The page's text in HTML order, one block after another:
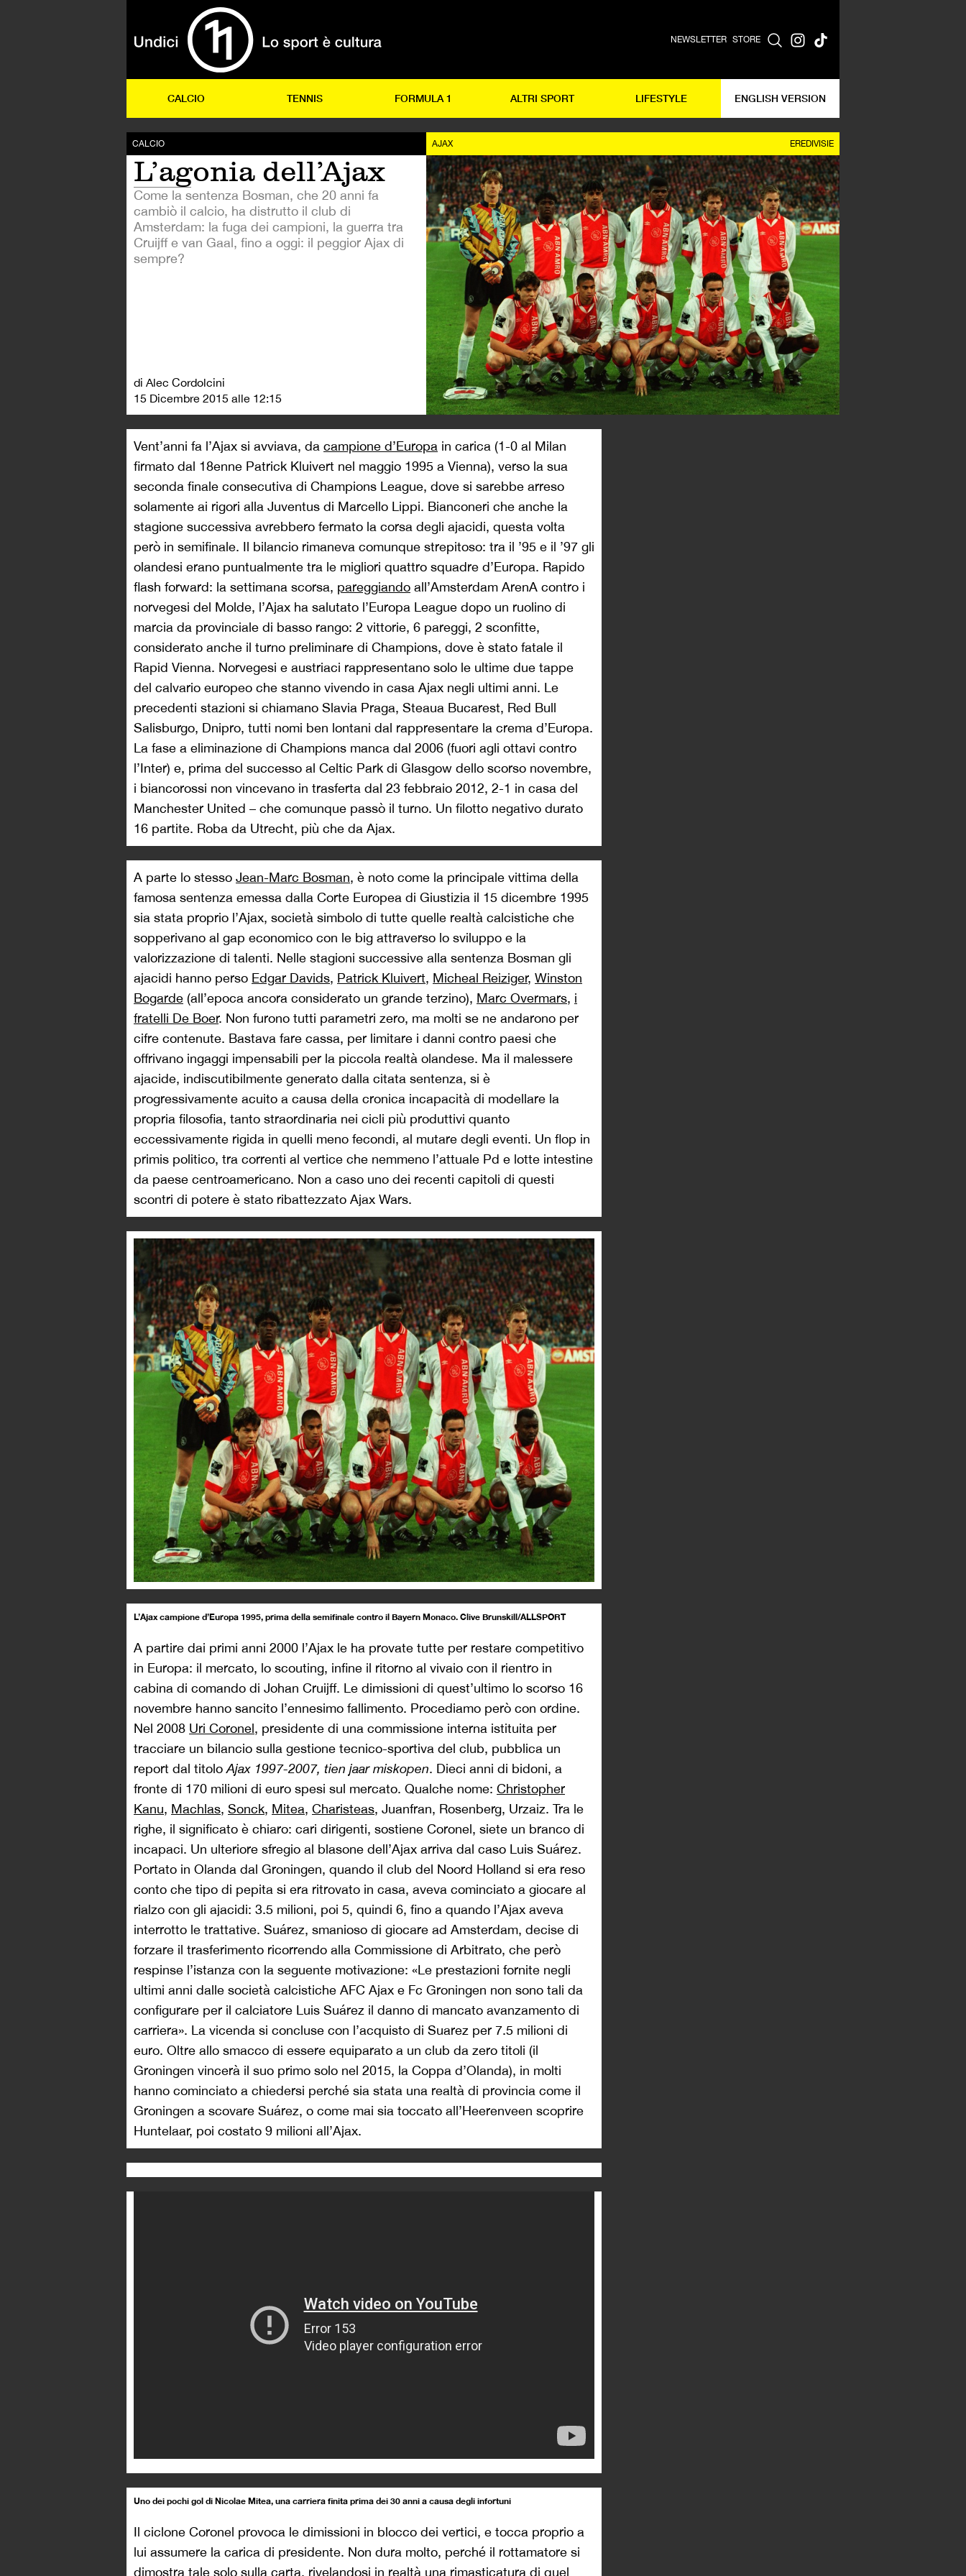
NEWSLETTER STORE
CALCIO TENNIS FORMULA 1 ALTRI SPORT LIFESTYLE ENGLISH VERSION
CALCIO
L’agonia dell’Ajax
Come la sentenza Bosman, che 20 anni fa
cambiò il calcio, ha distrutto il club di
Amsterdam: la fuga dei campioni, la guerra tra
Cruijff e van Gaal, fino a oggi: il peggior Ajax di
sempre?
di Alec Cordolcini
15 Dicembre 2015 alle 12:15
AJAX EREDIVISIE
Vent’anni fa l’Ajax si avviava, da campione d’Europa in carica (1-0 al Milan
firmato dal 18enne Patrick Kluivert nel maggio 1995 a Vienna), verso la sua
seconda finale consecutiva di Champions League, dove si sarebbe arreso
solamente ai rigori alla Juventus di Marcello Lippi. Bianconeri che anche la
stagione successiva avrebbero fermato la corsa degli ajacidi, questa volta
però in semifinale. Il bilancio rimaneva comunque strepitoso: tra il ’95 e il ’97 gli
olandesi erano puntualmente tra le migliori quattro squadre d’Europa. Rapido
flash forward: la settimana scorsa, pareggiando all’Amsterdam ArenA contro i
norvegesi del Molde, l’Ajax ha salutato l’Europa League dopo un ruolino di
marcia da provinciale di basso rango: 2 vittorie, 6 pareggi, 2 sconfitte,
considerato anche il turno preliminare di Champions, dove è stato fatale il
Rapid Vienna. Norvegesi e austriaci rappresentano solo le ultime due tappe
del calvario europeo che stanno vivendo in casa Ajax negli ultimi anni. Le
precedenti stazioni si chiamano Slavia Praga, Steaua Bucarest, Red Bull
Salisburgo, Dnipro, tutti nomi ben lontani dal rappresentare la crema d’Europa.
La fase a eliminazione di Champions manca dal 2006 (fuori agli ottavi contro
l’Inter) e, prima del successo al Celtic Park di Glasgow dello scorso novembre,
i biancorossi non vincevano in trasferta dal 23 febbraio 2012, 2-1 in casa del
Manchester United – che comunque passò il turno. Un filotto negativo durato
16 partite. Roba da Utrecht, più che da Ajax.
A parte lo stesso Jean-Marc Bosman, è noto come la principale vittima della
famosa sentenza emessa dalla Corte Europea di Giustizia il 15 dicembre 1995
sia stata proprio l’Ajax, società simbolo di tutte quelle realtà calcistiche che
sopperivano al gap economico con le big attraverso lo sviluppo e la
valorizzazione di talenti. Nelle stagioni successive alla sentenza Bosman gli
ajacidi hanno perso Edgar Davids, Patrick Kluivert, Micheal Reiziger, Winston
Bogarde (all’epoca ancora considerato un grande terzino), Marc Overmars, i
fratelli De Boer. Non furono tutti parametri zero, ma molti se ne andarono per
cifre contenute. Bastava fare cassa, per limitare i danni contro paesi che
offrivano ingaggi impensabili per la piccola realtà olandese. Ma il malessere
ajacide, indiscutibilmente generato dalla citata sentenza, si è
progressivamente acuito a causa della cronica incapacità di modellare la
propria filosofia, tanto straordinaria nei cicli più produttivi quanto
eccessivamente rigida in quelli meno fecondi, al mutare degli eventi. Un flop in
primis politico, tra correnti al vertice che nemmeno l’attuale Pd e lotte intestine
da paese centroamericano. Non a caso uno dei recenti capitoli di questi
scontri di potere è stato ribattezzato Ajax Wars.
L’Ajax campione d’Europa 1995, prima della semifinale contro il Bayern Monaco. Clive Brunskill/ALLSPORT
A partire dai primi anni 2000 l’Ajax le ha provate tutte per restare competitivo
in Europa: il mercato, lo scouting, infine il ritorno al vivaio con il rientro in
cabina di comando di Johan Cruijff. Le dimissioni di quest’ultimo lo scorso 16
novembre hanno sancito l’ennesimo fallimento. Procediamo però con ordine.
Nel 2008 Uri Coronel, presidente di una commissione interna istituita per
tracciare un bilancio sulla gestione tecnico-sportiva del club, pubblica un
report dal titoloAjax 1997-2007, tien jaar miskopen. Dieci anni di bidoni, a
fronte di 170 milioni di euro spesi sul mercato. Qualche nome: Christopher
Kanu, Machlas, Sonck, Mitea, Charisteas, Juanfran, Rosenberg, Urzaiz. Tra le
righe, il significato è chiaro: cari dirigenti, sostiene Coronel, siete un branco di
incapaci. Un ulteriore sfregio al blasone dell’Ajax arriva dal caso Luis Suárez.
Portato in Olanda dal Groningen, quando il club del Noord Holland si era reso
conto che tipo di pepita si era ritrovato in casa, aveva cominciato a giocare al
rialzo con gli ajacidi: 3.5 milioni, poi 5, quindi 6, fino a quando l’Ajax aveva
interrotto le trattative. Suárez, smanioso di giocare ad Amsterdam, decise di
forzare il trasferimento ricorrendo alla Commissione di Arbitrato, che però
respinse l’istanza con la seguente motivazione: «Le prestazioni fornite negli
ultimi anni dalle società calcistiche AFC Ajax e Fc Groningen non sono tali da
configurare per il calciatore Luis Suárez il danno di mancato avanzamento di
carriera». La vicenda si concluse con l’acquisto di Suarez per 7.5 milioni di
euro. Oltre allo smacco di essere equiparato a un club da zero titoli (il
Groningen vincerà il suo primo solo nel 2015, la Coppa d’Olanda), in molti
hanno cominciato a chiedersi perché sia stata una realtà di provincia come il
Groningen a scovare Suárez, o come mai sia toccato all’Heerenveen scoprire
Huntelaar, poi costato 9 milioni all’Ajax.
Uno dei pochi gol di Nicolae Mitea, una carriera finita prima dei 30 anni a causa degli infortuni
Il ciclone Coronel provoca le dimissioni in blocco dei vertici, e tocca proprio a
lui assumere la carica di presidente. Non dura molto, perché il rottamatore si
dimostra tale solo sulla carta, rivelandosi in realtà una rimasticatura di quel